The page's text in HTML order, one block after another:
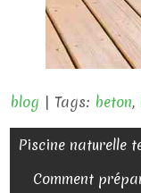
blog | Tags: beton,
N
Piscine naturelle
Comment